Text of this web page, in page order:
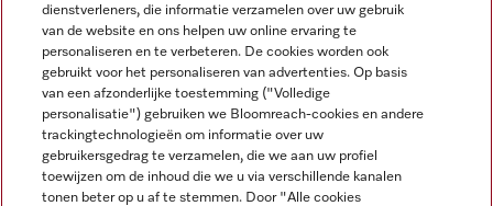
Miele op Instagram
Miele op Facebook
Miele op Youtube
dienstverleners, die informatie verzamelen over uw gebruik
van de website en ons helpen uw online ervaring te
personaliseren en te verbeteren. De cookies worden ook
gebruikt voor het personaliseren van advertenties. Op basis
van een afzonderlijke toestemming ("Volledige
personalisatie") gebruiken we Bloomreach-cookies en andere
trackingtechnologieën om informatie over uw
gebruikersgedrag te verzamelen, die we aan uw profiel
toewijzen om de inhoud die we u via verschillende kanalen
tonen beter op u af te stemmen. Door "Alle cookies